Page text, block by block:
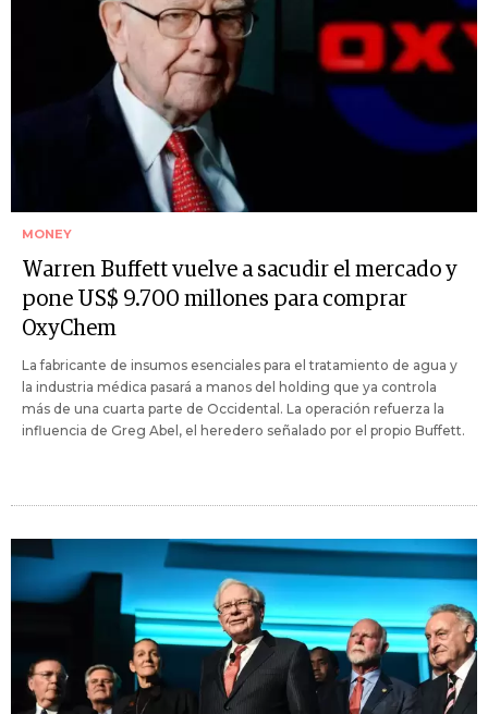
MONEY
Warren Buffett vuelve a sacudir el mercado y
pone US$ 9.700 millones para comprar
OxyChem
La fabricante de insumos esenciales para el tratamiento de agua y
la industria médica pasará a manos del holding que ya controla
más de una cuarta parte de Occidental. La operación refuerza la
influencia de Greg Abel, el heredero señalado por el propio Buffett.